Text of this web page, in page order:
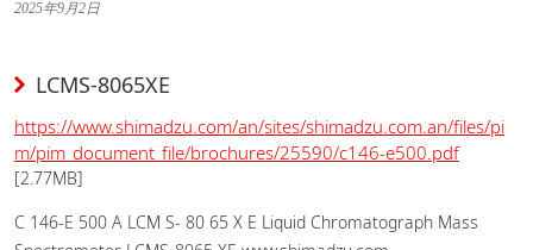
2025年9月2日
LCMS-8065XE
https://www.shimadzu.com/an/sites/shimadzu.com.an/files/pi
m/pim_document_file/brochures/25590/c146-e500.pdf
[2.77MB]
C 146-E 500 A LCM S- 80 65 X E Liquid Chromatograph Mass